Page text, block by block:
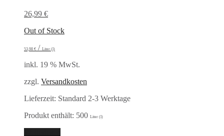
26,99 €
Out of Stock
53,98 € / Liter (l)
inkl. 19 % MwSt.
zzgl. Versandkosten
Lieferzeit: Standard 2-3 Werktage
Produkt enthält: 500 Liter (l)